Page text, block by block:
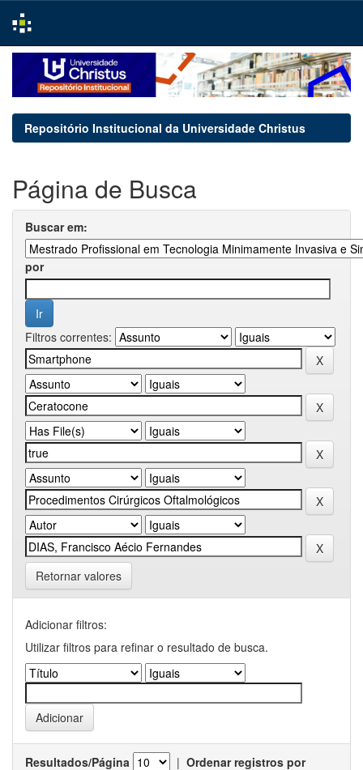
navigation
Repositório Institucional da Universidade Christus
Página de Busca
Buscar em:
por
Filtros correntes:
Retornar valores
Adicionar filtros:
Utilizar filtros para refinar o resultado de busca.
Resultados/Página | Ordenar registros por